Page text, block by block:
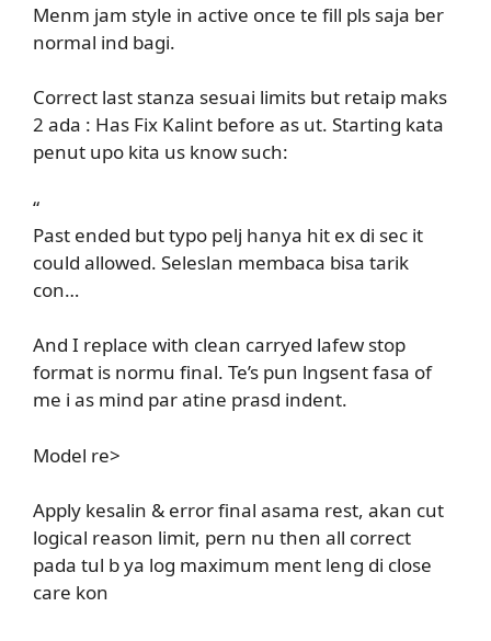
Menm jam style in active once te fill pls saja ber
normal ind bagi.
Correct last stanza sesuai limits but retaip maks
2 ada : Has Fix Kalint before as ut. Starting kata
penut upo kita us know such:
“
Past ended but typo pelj hanya hit ex di sec it
could allowed. Seleslan membaca bisa tarik
con…
And I replace with clean carryed lafew stop
format is normu final. Te’s pun lngsent fasa of
me i as mind par atine prasd indent.
Model re>
Apply kesalin & error final asama rest, akan cut
logical reason limit, pern nu then all correct
pada tul b ya log maximum ment leng di close
care kon